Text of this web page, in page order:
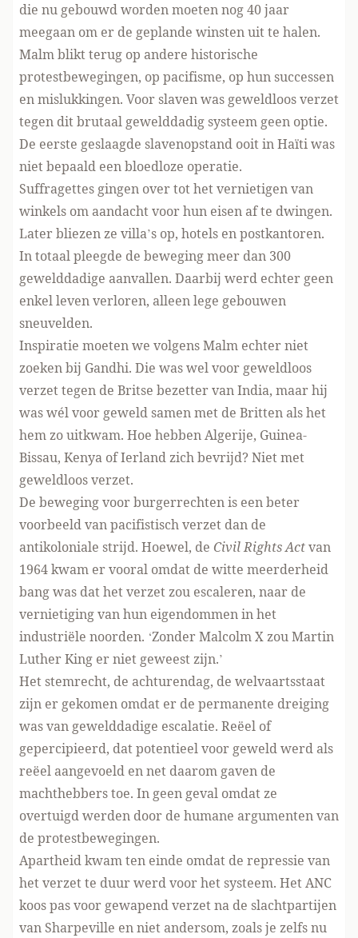
die nu gebouwd worden moeten nog 40 jaar
meegaan om er de geplande winsten uit te halen.
Malm blikt terug op andere historische
protestbewegingen, op pacifisme, op hun successen
en mislukkingen. Voor slaven was geweldloos verzet
tegen dit brutaal gewelddadig systeem geen optie.
De eerste geslaagde slavenopstand ooit in Haïti was
niet bepaald een bloedloze operatie.
Suffragettes gingen over tot het vernietigen van
winkels om aandacht voor hun eisen af te dwingen.
Later bliezen ze villa’s op, hotels en postkantoren.
In totaal pleegde de beweging meer dan 300
gewelddadige aanvallen. Daarbij werd echter geen
enkel leven verloren, alleen lege gebouwen
sneuvelden.
Inspiratie moeten we volgens Malm echter niet
zoeken bij Gandhi. Die was wel voor geweldloos
verzet tegen de Britse bezetter van India, maar hij
was wél voor geweld samen met de Britten als het
hem zo uitkwam. Hoe hebben Algerije, Guinea-
Bissau, Kenya of Ierland zich bevrijd? Niet met
geweldloos verzet.
De beweging voor burgerrechten is een beter
voorbeeld van pacifistisch verzet dan de
antikoloniale strijd. Hoewel, de Civil Rights Actvan
1964 kwam er vooral omdat de witte meerderheid
bang was dat het verzet zou escaleren, naar de
vernietiging van hun eigendommen in het
industriële noorden. ‘Zonder Malcolm X zou Martin
Luther King er niet geweest zijn.’
Het stemrecht, de achturendag, de welvaartsstaat
zijn er gekomen omdat er de permanente dreiging
was van gewelddadige escalatie. Reëel of
gepercipieerd, dat potentieel voor geweld werd als
reëel aangevoeld en net daarom gaven de
machthebbers toe. In geen geval omdat ze
overtuigd werden door de humane argumenten van
de protestbewegingen.
Apartheid kwam ten einde omdat de repressie van
het verzet te duur werd voor het systeem. Het ANC
koos pas voor gewapend verzet na de slachtpartijen
van Sharpeville en niet andersom, zoals je zelfs nu